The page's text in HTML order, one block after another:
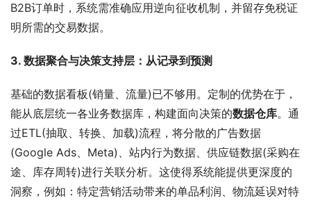
B2B订单时，系统需准确应用逆向征收机制，并留存免税证
明所需的交易数据。
3. 数据聚合与决策支持层：从记录到预测
基础的数据看板(销量、流量)已不够用。定制的优势在于，
能从底层统一各业务数据库，构建面向决策的数据仓库。通
过ETL(抽取、转换、加载)流程，将分散的广告数据
(Google Ads、Meta)、站内行为数据、供应链数据(采购在
途、库存周转)进行关联分析。这使得系统能提供更深度的
洞察，例如：特定营销活动带来的单品利润、物流延误对特